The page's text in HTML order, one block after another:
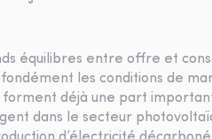
équilibres entre offre et
les conditions de
forment déjà une part
dans le secteur